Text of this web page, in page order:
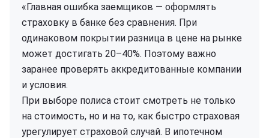
«Главная ошибка заемщиков — оформлять
страховку в банке без сравнения. При
одинаковом покрытии разница в цене на рынке
может достигать 20–40%. Поэтому важно
заранее проверять аккредитованные компании
и условия.
При выборе полиса стоит смотреть не только
на стоимость, но и на то, как быстро страховая
урегулирует страховой случай. В ипотечном